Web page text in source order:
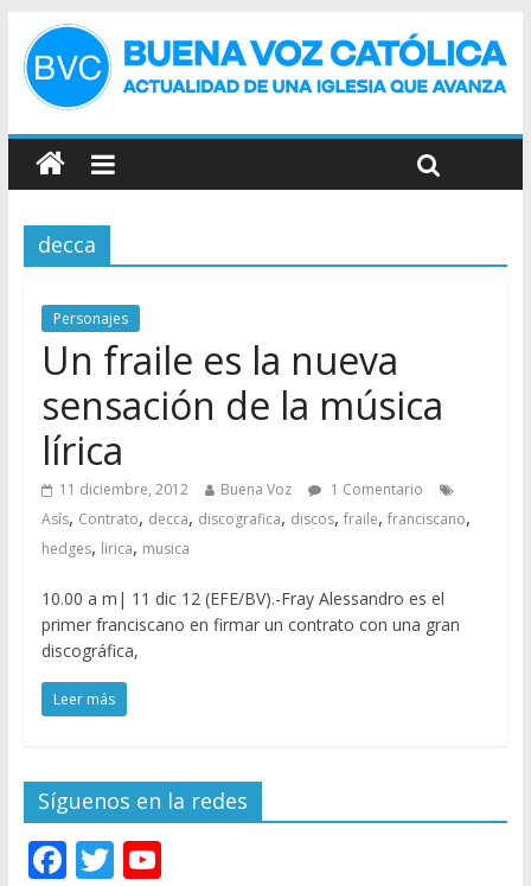
decca
Personajes
Un fraile es la nueva
sensación de la música
lírica
11 diciembre, 2012 Buena Voz
1 Comentario
Asís, Contrato, decca, discografica, discos, fraile, franciscano,
hedges, lirica, musica
10.00 a m| 11 dic 12 (EFE/BV).-Fray Alessandro es el
primer franciscano en firmar un contrato con una gran
discográfica,
Leer más
Síguenos en la redes
F T Y